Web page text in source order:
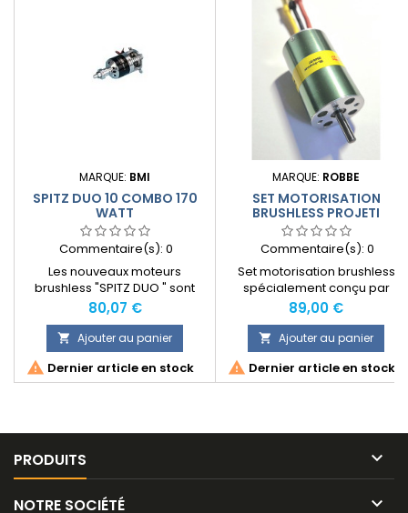
MARQUE: BMI
SPITZ DUO 10 COMBO 170
WATT
Commentaire(s): 0
Les nouveaux moteurs
brushless "SPITZ DUO " sont
excellents par leur simplicité d
´utilisation.
Prix
80,07 €
 Ajouter au panier
 Dernier article en stock
MARQUE: ROBBE
SET MOTORISATION
BRUSHLESS PROJETI
Commentaire(s): 0
Set motorisation brushless
spécialement conçu par
Robbe pour l'aile Projeti ou
équivalent (modèle de vitesse
de 530g environ)
Prix
89,00 €
 Ajouter au panier
 Dernier article en stock
PRODUITS 
NOTRE SOCIÉTÉ 